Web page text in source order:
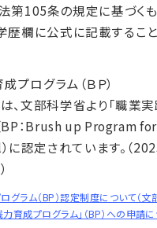
第105条の規定に基づく
歴欄に公式に記載するこ
プログラム（ＢＰ）
、文部科学省より「職業
BP：Brush up Program for
認定されています。（
ラム（BP）認定制度について（文
力育成プログラム」（BP）への申請